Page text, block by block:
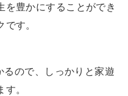
を豊かにすることができ
す。
ので、しっかりと家遊
。